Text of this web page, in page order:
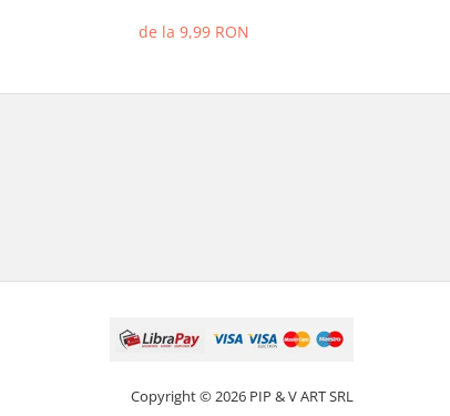
de la 9,99 RON
Copyright © 2026 PIP & V ART SRL